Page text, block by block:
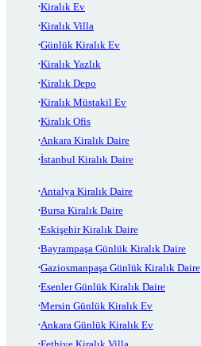
Kiralık Ev
Kiralık Villa
Günlük Kiralık Ev
Kiralık Yazlık
Kiralık Depo
Kiralık Müstakil Ev
Kiralık Ofis
Ankara Kiralık Daire
İstanbul Kiralık Daire
Antalya Kiralık Daire
Bursa Kiralık Daire
Eskişehir Kiralık Daire
Bayrampaşa Günlük Kiralık Daire
Gaziosmanpaşa Günlük Kiralık Daire
Esenler Günlük Kiralık Daire
Mersin Günlük Kiralık Ev
Ankara Günlük Kiralık Ev